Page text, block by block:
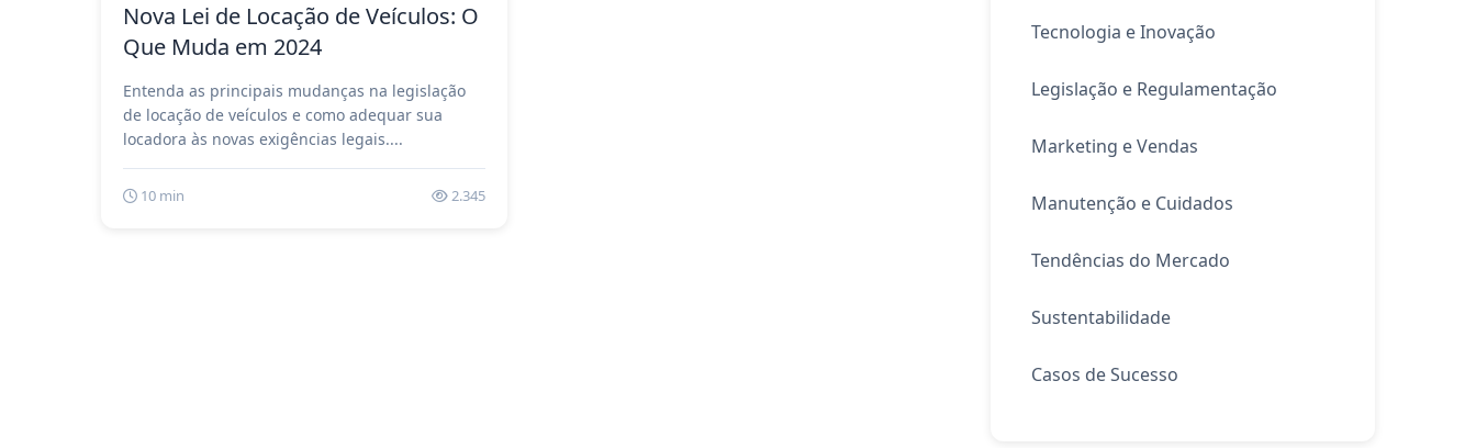
Nova Lei de Locação de Veículos: O
Que Muda em 2024
Entenda as principais mudanças na legislação
de locação de veículos e como adequar sua
locadora às novas exigências legais....
10 min 2.345
Tecnologia e Inovação
Legislação e Regulamentação
Marketing e Vendas
Manutenção e Cuidados
Tendências do Mercado
Sustentabilidade
Casos de Sucesso